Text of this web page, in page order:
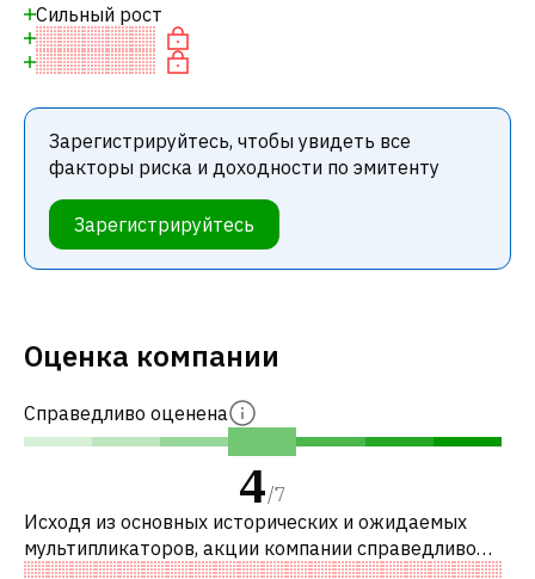
Сильный рост
Зарегистрируйтесь, чтобы увидеть все
факторы риска и доходности по эмитенту
Зарегистрируйтесь
Оценка компании
Справедливо оценена
4/7
Исходя из основных исторических и ожидаемых
мультипликаторов, акции компании справедливо
оценены по сравнению с аналогичными компаниями.